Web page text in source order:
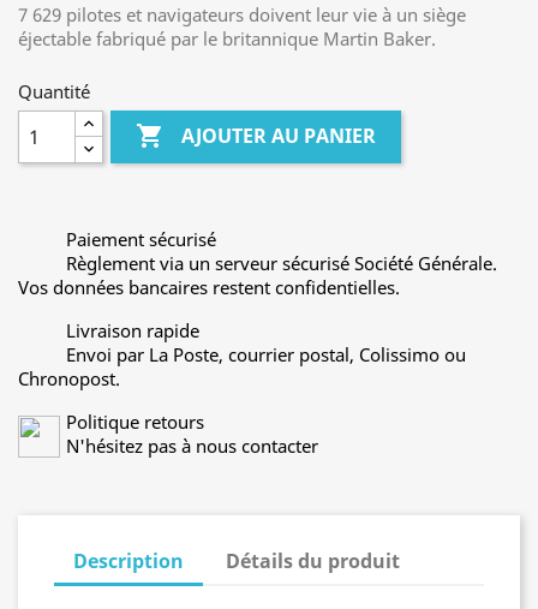
7 629 pilotes et navigateurs doivent leur vie à un siège
éjectable fabriqué par le britannique Martin Baker.
Quantité
 AJOUTER AU PANIER
Paiement sécurisé
Règlement via un serveur sécurisé Société Générale.
Vos données bancaires restent confidentielles.
Livraison rapide
Envoi par La Poste, courrier postal, Colissimo ou
Chronopost.
Politique retours
N'hésitez pas à nous contacter
Description Détails du produit